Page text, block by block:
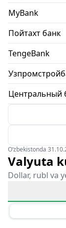
MyBank
Пойтахт банк
TengeBank
Центральный
O‘zbekistonda
Valyuta
Dollar, rubl va